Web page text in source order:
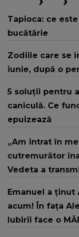
Tapioca: ce
bucătărie
Zodiile care se
iunie, după o
5 soluții pentru
caniculă. Ce
epuizează
„Am intrat în
cutremurător
Vedeta a
Emanuel a ținut
acum! În fața
Iubirii face o